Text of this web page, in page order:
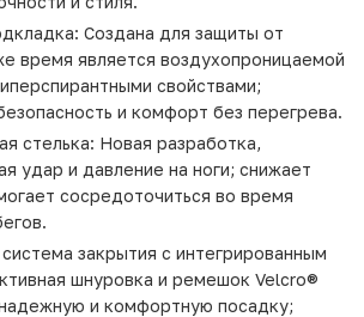
Создана для защиты от
время является воздухопроницаемой
свойствами;
и комфорт без перегрева.
стелька: Новая разработка,
удар и давление на ноги; снижает
сосредоточиться во время
закрытия с интегрированным
шнуровка и ремешок Velcro®
и комфортную посадку;